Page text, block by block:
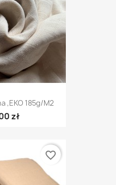
,EKO 185g/m2
zł
favorite_border